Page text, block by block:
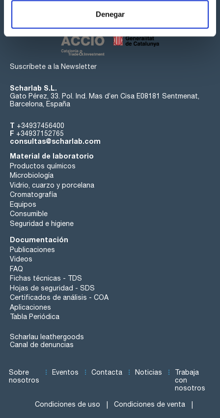
Denegar
Suscríbete a la Newsletter
Scharlab S.L.
Gato Pérez, 33. Pol. Ind. Mas d’en Cisa E08181 Sentmenat,
Barcelona, España
T +34937456400
F +34937152765
consultas@scharlab.com
Material de laboratorio
Productos químicos
Microbiología
Vidrio, cuarzo y porcelana
Cromatografía
Equipos
Consumible
Seguridad e higiene
Documentación
Publicaciones
Videos
FAQ
Fichas técnicas - TDS
Hojas de seguridad - SDS
Certificados de análisis - COA
Aplicaciones
Tabla Periódica
Scharlau leathergoods
Canal de denuncias
Sobre
nosotros
Eventos Contacta Noticias
Trabaja
con
nosotros
Condiciones de uso Condiciones de venta